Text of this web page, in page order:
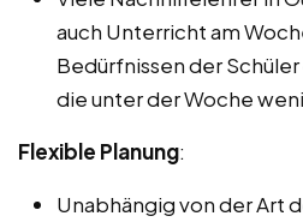
auch Unterricht am
Bedürfnissen der
die unter der Woche
Flexible Planung:
Unabhängig von der Art